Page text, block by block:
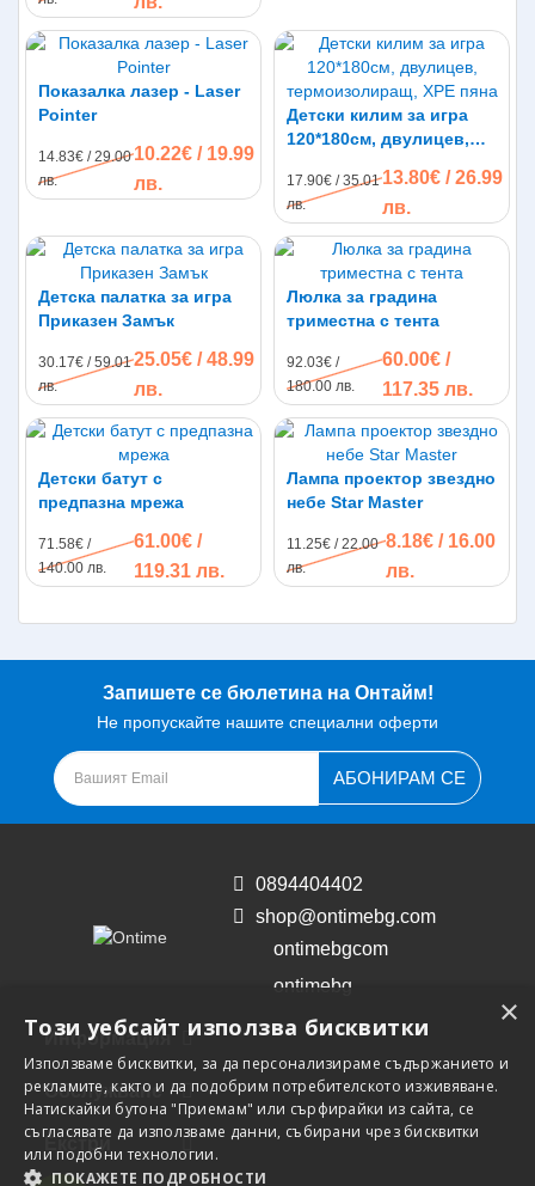
Показалка лазер - Laser
Pointer
14.83€ / 29.00
лв.
10.22€ / 19.99
лв.
Детски килим за игра
120*180см, двулицев,
пяна
17.90€ / 35.01
лв.
13.80€ / 26.99
лв.
Детска палатка за игра
Приказен Замък
30.17€ / 59.01
лв.
25.05€ / 48.99
лв.
Люлка за градина
триместна с тента
92.03€ /
180.00 лв.
60.00€ /
117.35 лв.
Детски батут с
предпазна мрежа
71.58€ /
140.00 лв.
61.00€ /
119.31 лв.
Лампа проектор звездно
небе Star Master
11.25€ / 22.00
лв.
8.18€ / 16.00
лв.
Запишете се бюлетина на Онтайм!
Не пропускайте нашите специални оферти
АБОНИРАМ СЕ
0894404402
shop@ontimebg.com
ontimebgcom
ontimebg
Информация
Обслужване
Екстри
×
Този уебсайт използва бисквитки
Използваме бисквитки, за да персонализираме съдържанието и
рекламите, както и да подобрим потребителското изживяване.
Натискайки бутона "Приемам" или сърфирайки из сайта, се
съгласявате да използваме данни, събирани чрез бисквитки
или подобни технологии.
ПОКАЖЕТЕ ПОДРОБНОСТИ